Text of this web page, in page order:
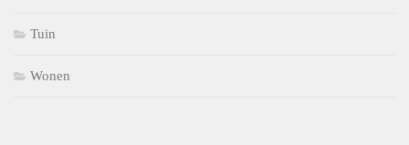
Tuin
Wonen